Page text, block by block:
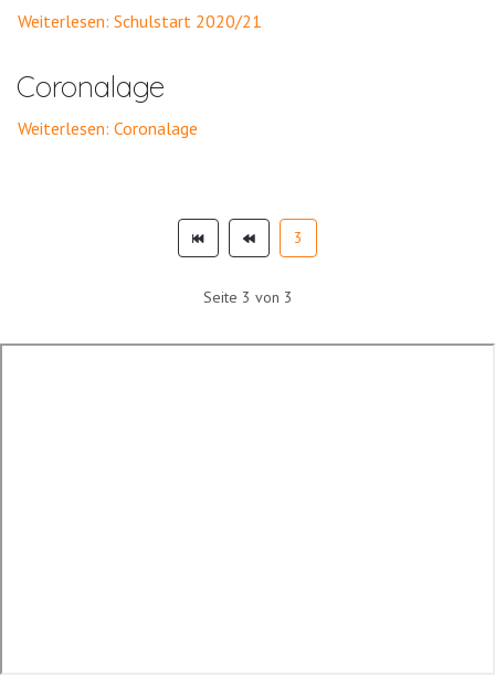
Weiterlesen: Schulstart 2020/21
Coronalage
Weiterlesen: Coronalage
3
Seite 3 von 3